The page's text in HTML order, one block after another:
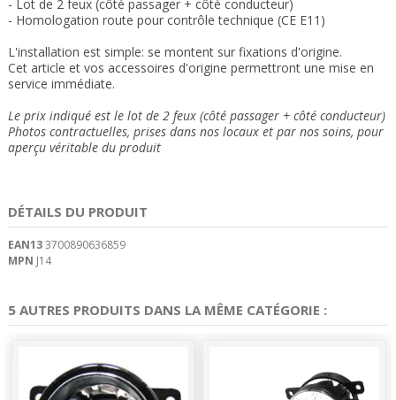
- Lot de 2 feux (côté passager + côté conducteur)
- Homologation route pour contrôle technique (CE E11)
L'installation est simple: se montent sur fixations d'origine.
Cet article et vos accessoires d'origine permettront une mise en
service immédiate.
Le prix indiqué est le lot de 2 feux (côté passager + côté conducteur)
Photos contractuelles, prises dans nos locaux et par nos soins, pour
aperçu véritable du produit
DÉTAILS DU PRODUIT
EAN133700890636859
MPN J14
5 AUTRES PRODUITS DANS LA MÊME CATÉGORIE :